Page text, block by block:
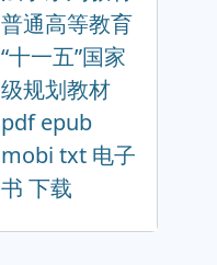
普通高等教育
“十一五”国家
级规划教材
pdf epub
mobi txt 电子
书 下载